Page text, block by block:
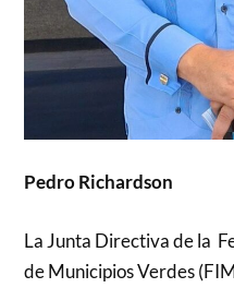
Pedro Richardson
La Junta Directiva de la
de Municipios Verdes